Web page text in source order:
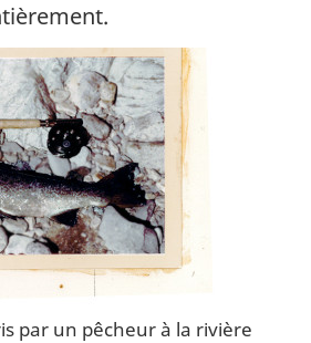
par un pêcheur à la rivière